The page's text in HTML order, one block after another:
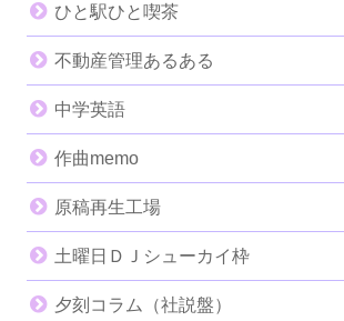
ひと駅ひと喫茶
不動産管理あるある
中学英語
作曲memo
原稿再生工場
土曜日ＤＪシューカイ枠
夕刻コラム（社説盤）